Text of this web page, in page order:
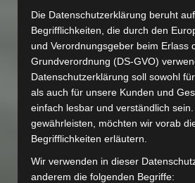
Die Datenschutzerklärung beruht
Begrifflichkeiten, die durch den
und Verordnungsgeber beim Erlass
Grundverordnung (DS-GVO)
Datenschutzerklärung soll sowohl
als auch für unsere Kunden und
einfach lesbar und verständlich
gewährleisten, möchten wir vorab
Begrifflichkeiten erläutern.
Wir verwenden in dieser
anderem die folgenden Begriffe: